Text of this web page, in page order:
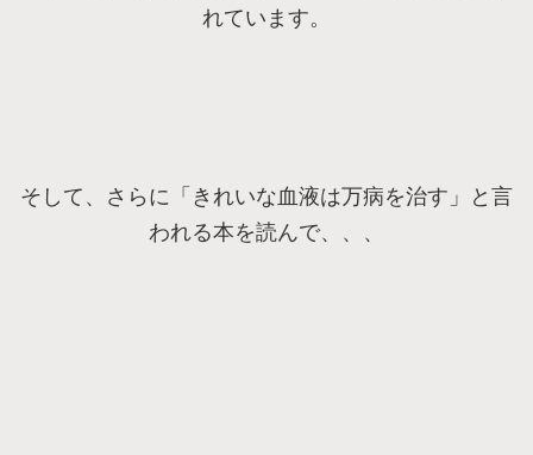
れています。
そして、さらに「きれいな血液は万病を治す」と言
われる本を読んで、、、